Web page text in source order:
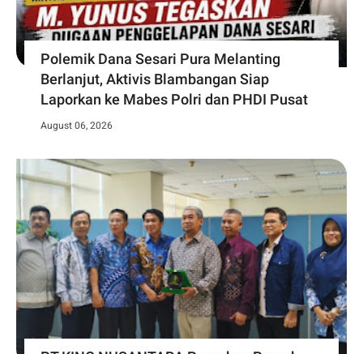
Polemik Dana Sesari Pura Melanting
Berlanjut, Aktivis Blambangan Siap
Laporkan ke Mabes Polri dan PHDI Pusat
August 06, 2026